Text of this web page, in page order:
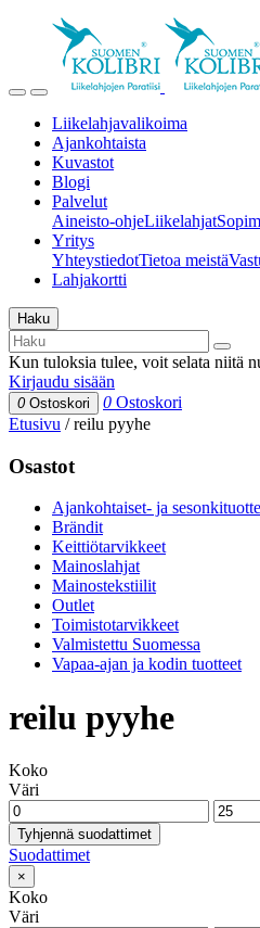
Liikelahjavalikoima
Ajankohtaista
Kuvastot
Blogi
Palvelut
Aineisto-ohjeLiikelahjat
Yritys
YhteystiedotTietoa meistä
Lahjakortti
Haku
Kun tuloksia tulee, voit selata niitä
Kirjaudu sisään
0 Ostoskori 0 Ostoskori
Etusivu /reilu pyyhe
Osastot
Ajankohtaiset- ja
Brändit
Keittiötarvikkeet
Mainoslahjat
Mainostekstiilit
Outlet
Toimistotarvikkeet
Valmistettu Suomessa
Vapaa-ajan ja kodin tuotteet
reilu pyyhe
Koko
Väri
Tyhjennä suodattimet
Suodattimet
×
Koko
Väri